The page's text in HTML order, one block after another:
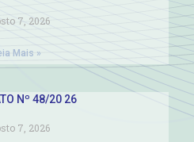
7, 2026
Mais »
Nº 48/20 26
7, 2026